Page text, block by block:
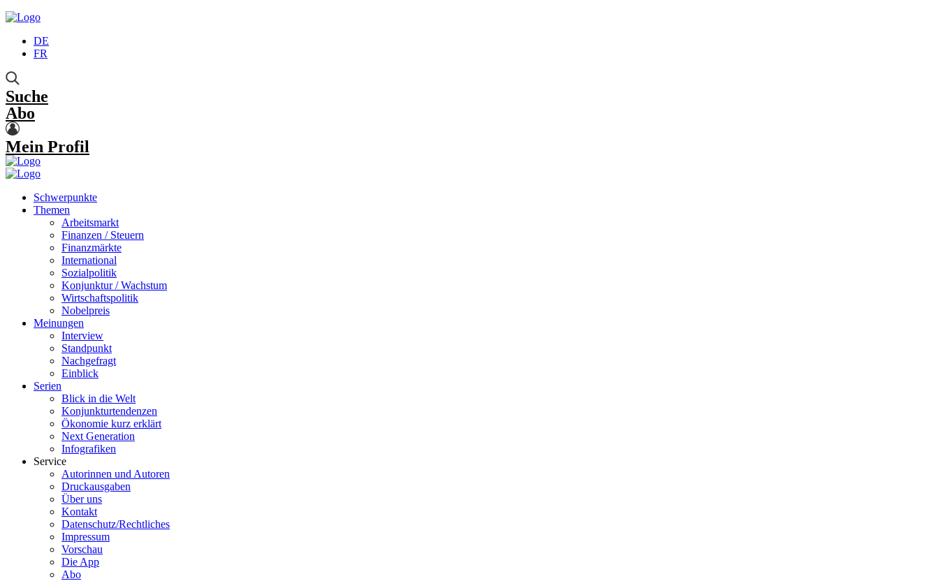
DE
FR
Suche
Abo
Mein Profil
Schwerpunkte
Themen
Arbeitsmarkt
Finanzen / Steuern
Finanzmärkte
International
Sozialpolitik
Konjunktur / Wachstum
Wirtschaftspolitik
Nobelpreis
Meinungen
Interview
Standpunkt
Nachgefragt
Einblick
Serien
Blick in die Welt
Konjunkturtendenzen
Ökonomie kurz erklärt
Next Generation
Infografiken
Service
Autorinnen und Autoren
Druckausgaben
Über uns
Kontakt
Datenschutz/Rechtliches
Impressum
Vorschau
Die App
Abo